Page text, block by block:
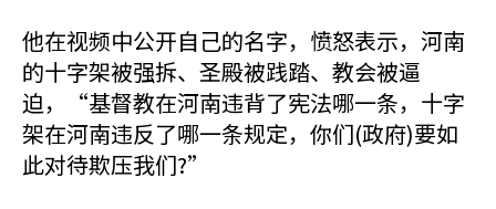
他在视频中公开自己的名字，愤怒表示，河南
的十字架被强拆、圣殿被践踏、教会被逼
迫，“基督教在河南违背了宪法哪一条，十字
架在河南违反了哪一条规定，你们(政府)要如
此对待欺压我们?”